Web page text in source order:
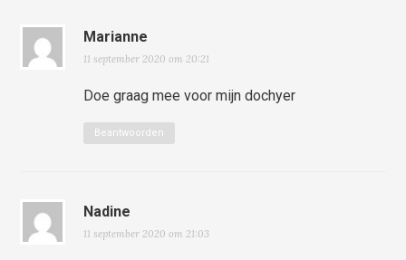
Marianne
11 september 2020 om 20:21
Doe graag mee voor mijn dochyer
Beantwoorden
Nadine
11 september 2020 om 21:03